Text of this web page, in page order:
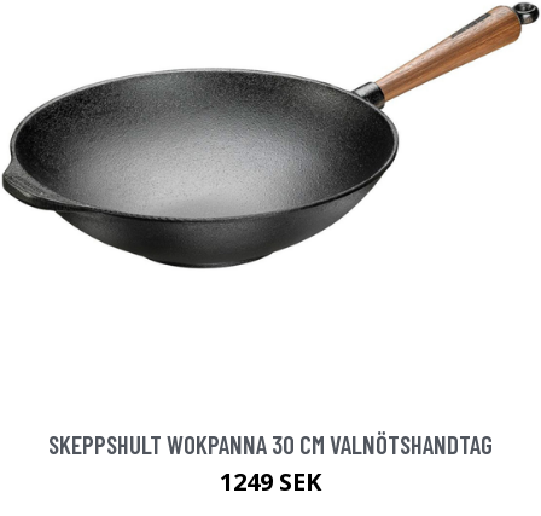
SKEPPSHULT WOKPANNA 30 CM VALNÖTSHANDTAG
1249 SEK